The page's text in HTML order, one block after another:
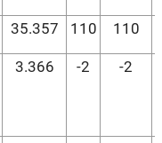
35.357 110 110
3.366 -2 -2